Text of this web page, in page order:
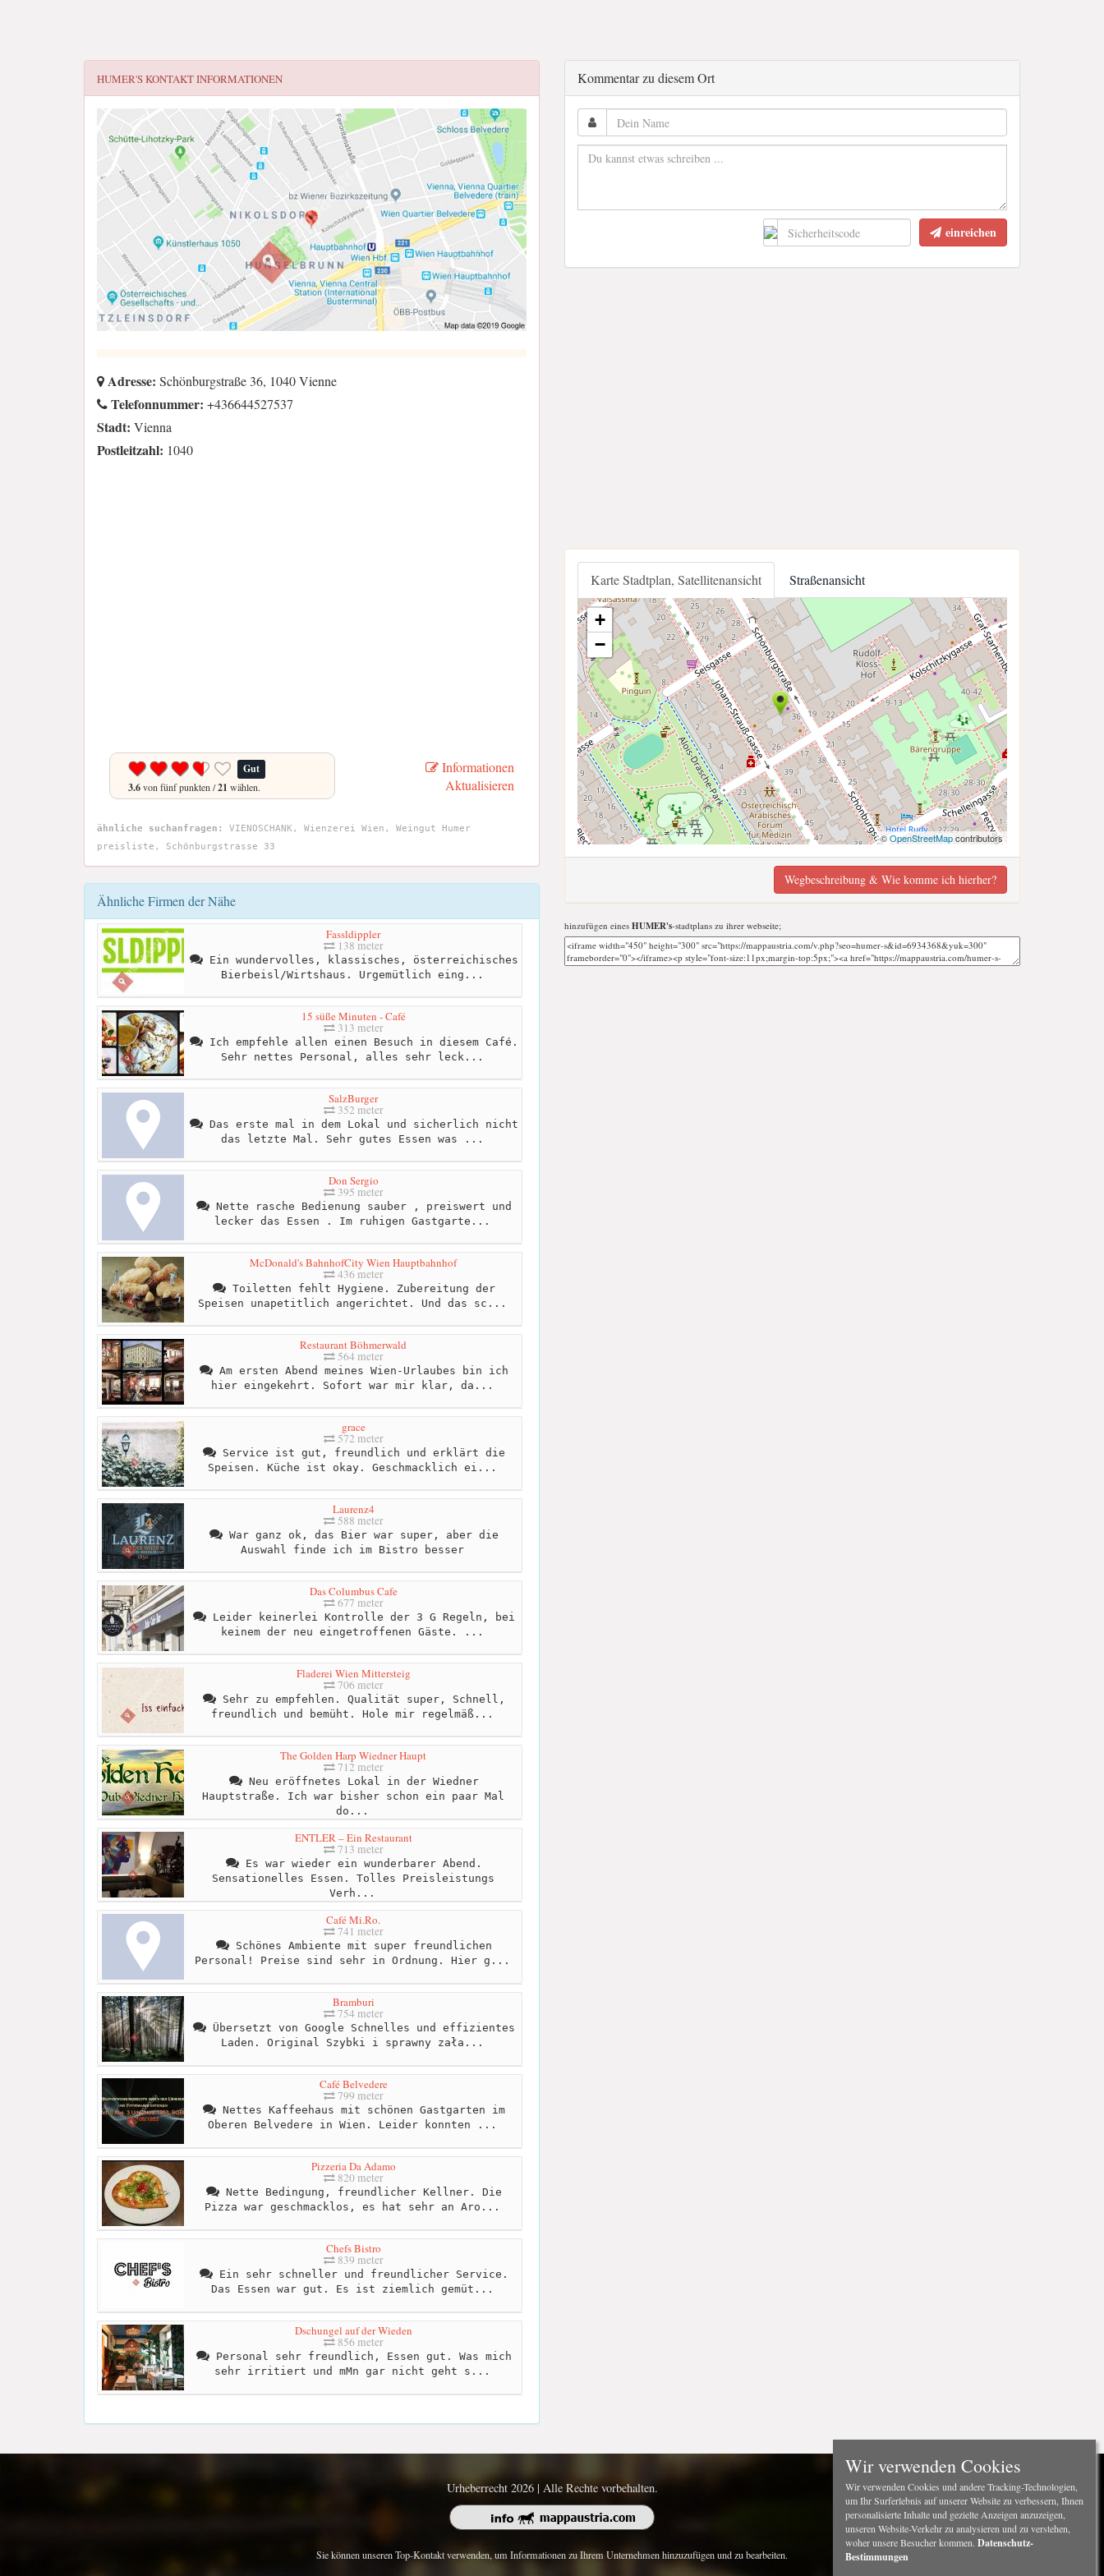
HUMER'SKONTAKT INFORMATIONEN
Adresse: Schönburgstraße 36, 1040 Vienne
Telefonnummer: +436644527537
Stadt: Vienna
Postleitzahl: 1040
Gut
3.6von fünf punkten /21 wählen.
Informationen
Aktualisieren
ähnliche suchanfragen:
VIENOSCHANK, Wienzerei Wien, Weingut Humer
preisliste, Schönburgstrasse 33
Ähnliche Firmen der Nähe
Fassldippler
138 meter
Ein wundervolles, klassisches, österreichisches
Bierbeisl/Wirtshaus. Urgemütlich eing...
15 süße Minuten - Café
313 meter
Ich empfehle allen einen Besuch in diesem Café.
Sehr nettes Personal, alles sehr leck...
SalzBurger
352 meter
Das erste mal in dem Lokal und sicherlich nicht
das letzte Mal. Sehr gutes Essen was ...
Don Sergio
395 meter
Nette rasche Bedienung sauber , preiswert und
lecker das Essen . Im ruhigen Gastgarte...
McDonald's BahnhofCity Wien Hauptbahnhof
436 meter
Toiletten fehlt Hygiene. Zubereitung der
Speisen unapetitlich angerichtet. Und das sc...
Restaurant Böhmerwald
564 meter
Am ersten Abend meines Wien-Urlaubes bin ich
hier eingekehrt. Sofort war mir klar, da...
grace
572 meter
Service ist gut, freundlich und erklärt die
Speisen. Küche ist okay. Geschmacklich ei...
Laurenz4
588 meter
War ganz ok, das Bier war super, aber die
Auswahl finde ich im Bistro besser
Das Columbus Cafe
677 meter
Leider keinerlei Kontrolle der 3 G Regeln, bei
keinem der neu eingetroffenen Gäste. ...
Fladerei Wien Mittersteig
706 meter
Sehr zu empfehlen. Qualität super, Schnell,
freundlich und bemüht. Hole mir regelmäß...
The Golden Harp Wiedner Haupt
712 meter
Neu eröffnetes Lokal in der Wiedner
Hauptstraße. Ich war bisher schon ein paar Mal
do...
ENTLER – Ein Restaurant
713 meter
Es war wieder ein wunderbarer Abend.
Sensationelles Essen. Tolles Preisleistungs
Verh...
Café Mi.Ro.
741 meter
Schönes Ambiente mit super freundlichen
Personal! Preise sind sehr in Ordnung. Hier g...
Bramburi
754 meter
Übersetzt von Google Schnelles und effizientes
Laden. Original Szybki i sprawny zała...
Café Belvedere
799 meter
Nettes Kaffeehaus mit schönen Gastgarten im
Oberen Belvedere in Wien. Leider konnten ...
Pizzeria Da Adamo
820 meter
Nette Bedingung, freundlicher Kellner. Die
Pizza war geschmacklos, es hat sehr an Aro...
Chefs Bistro
839 meter
Ein sehr schneller und freundlicher Service.
Das Essen war gut. Es ist ziemlich gemüt...
Dschungel auf der Wieden
856 meter
Personal sehr freundlich, Essen gut. Was mich
sehr irritiert und mMn gar nicht geht s...
Kommentar zu diesem Ort
einreichen
Karte Stadtplan, Satellitenansicht Straßenansicht
+
−
©OpenStreetMapcontributors
Wegbeschreibung & Wie komme ich hierher?
hinzufügen eines HUMER's-stadtplans zu ihrer webseite;
Urheberrecht 2026 | Alle Rechte vorbehalten.
Sie können unseren Top-Kontakt verwenden, um Informationen zu Ihrem Unternehmen hinzuzufügen und zu bearbeiten.
Wir verwenden Cookies
Wir verwenden Cookies und andere Tracking-Technologien,
um Ihr Surferlebnis auf unserer Website zu verbessern, Ihnen
personalisierte Inhalte und gezielte Anzeigen anzuzeigen,
unseren Website-Verkehr zu analysieren und zu verstehen,
woher unsere Besucher kommen. Datenschutz-
Bestimmungen